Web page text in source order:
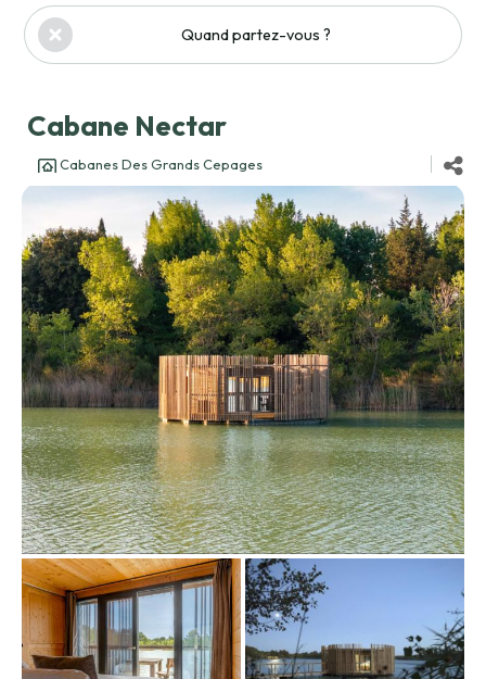
Quand partez-vous ?
Cabane Nectar
Cabanes Des Grands Cepages